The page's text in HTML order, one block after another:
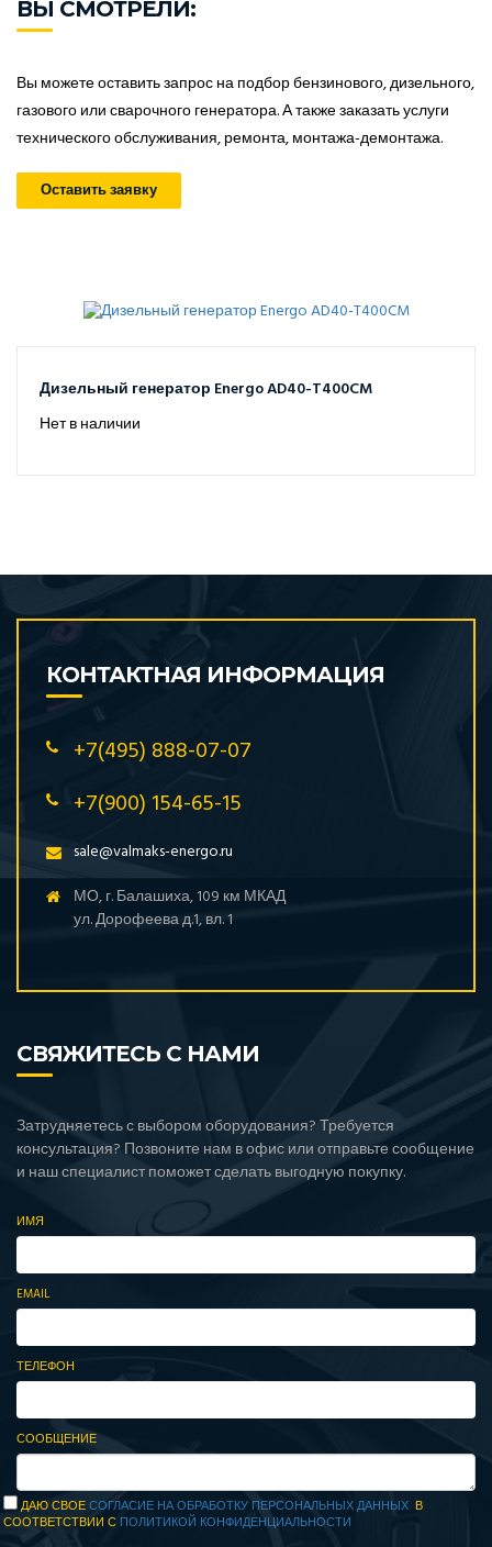
ВЫ СМОТРЕЛИ:
Вы можете оставить запрос на подбор бензинового, дизельного,
газового или сварочного генератора. А также заказать услуги
технического обслуживания, ремонта, монтажа-демонтажа.
Оставить заявку
Дизельный генератор Energo AD40-T400CM
Нет в наличии
КОНТАКТНАЯ ИНФОРМАЦИЯ
+7(495) 888-07-07
+7(900) 154-65-15
sale@valmaks-energo.ru
МО, г. Балашиха, 109 км МКАД
ул. Дорофеева д.1, вл. 1
СВЯЖИТЕСЬ С НАМИ
Затрудняетесь с выбором оборудования? Требуется
консультация? Позвоните нам в офис или отправьте сообщение
и наш специалист поможет сделать выгодную покупку.
ИМЯ
EMAIL
ТЕЛЕФОН
СООБЩЕНИЕ
ДАЮ СВОЕСОГЛАСИЕ НА ОБРАБОТКУ ПЕРСОНАЛЬНЫХ ДАННЫХ В
СООТВЕТСТВИИ С ПОЛИТИКОЙ КОНФИДЕНЦИАЛЬНОСТИ